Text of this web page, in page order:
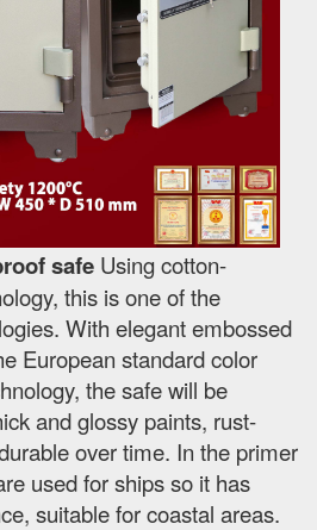
safe Using cotton-
this is one of the
With elegant embossed
European standard color
the safe will be
and glossy paints, rust-
over time. In the primer
used for ships so it has
suitable for coastal areas.